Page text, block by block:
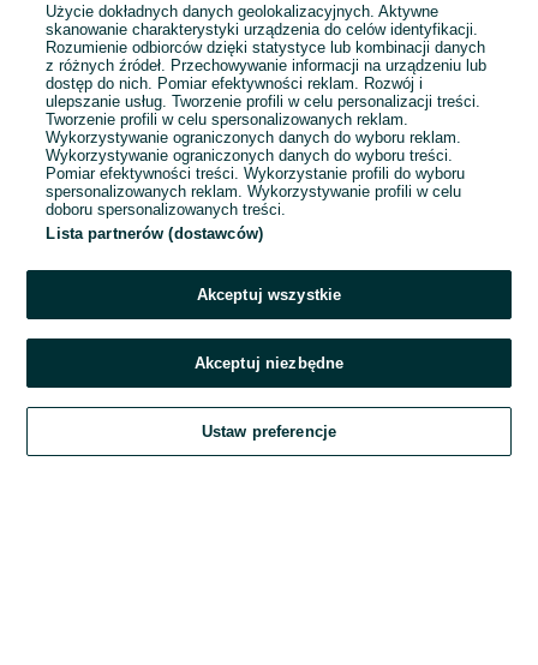
E-mail
Hasło
Zaloguj się
Kontynuując za pośrednictwem jednego z dostawców wskazanych powyżej,
OLX.pl w jego aktualnym brzmieniu.
Użycie dokładnych danych geolokalizacyjnych. Aktywne
skanowanie charakterystyki urządzenia do celów identyfikacji.
Rozumienie odbiorców dzięki statystyce lub kombinacji danych
z różnych źródeł. Przechowywanie informacji na urządzeniu lub
dostęp do nich. Pomiar efektywności reklam. Rozwój i
ulepszanie usług. Tworzenie profili w celu personalizacji treści.
Tworzenie profili w celu spersonalizowanych reklam.
Wykorzystywanie ograniczonych danych do wyboru reklam.
Wykorzystywanie ograniczonych danych do wyboru treści.
Pomiar efektywności treści. Wykorzystanie profili do wyboru
spersonalizowanych reklam. Wykorzystywanie profili w celu
doboru spersonalizowanych treści.
Lista partnerów (dostawców)
Akceptuj wszystkie
Akceptuj niezbędne
Ustaw preferencje